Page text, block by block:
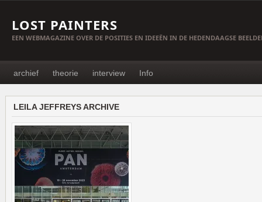
LOST PAINTERS
EEN WEBMAGAZINE OVER DE POSITIES EN IDEEËN IN DE HEDENDAAGSE
archief theorie interview Info
LEILA JEFFREYS ARCHIVE